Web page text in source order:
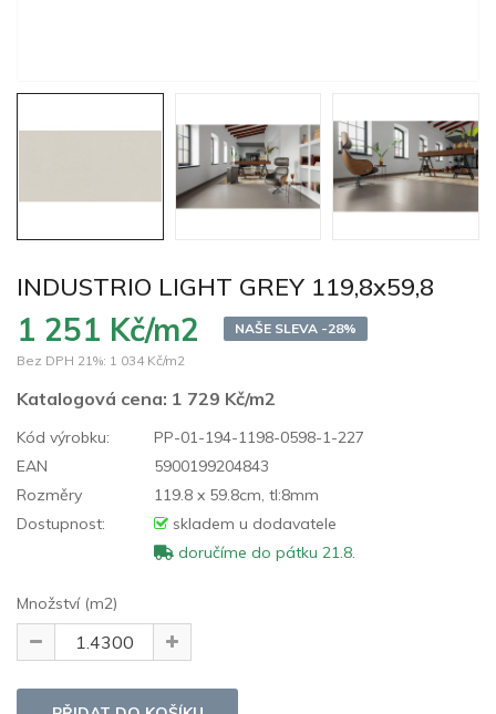
INDUSTRIO LIGHT GREY 119,8x59,8
1 251 Kč/m2
NAŠE SLEVA -28%
Bez DPH 21%: 1 034 Kč/m2
Katalogová cena: 1 729 Kč/m2
Kód výrobku:
PP-01-194-1198-0598-1-227
EAN
5900199204843
Rozměry
119.8 x 59.8cm, tl:8mm
Dostupnost:
skladem u dodavatele
doručíme do pátku 21.8.
Množství (m2)